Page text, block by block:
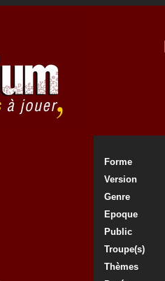
Forme
Version
Genre
Epoque
Public
Troupe(s)
Thèmes